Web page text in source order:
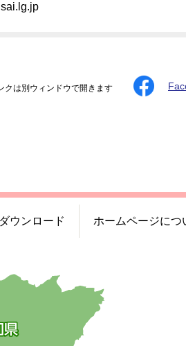
クは別ウィンドウで開きます
ウンロード ホームページにつ